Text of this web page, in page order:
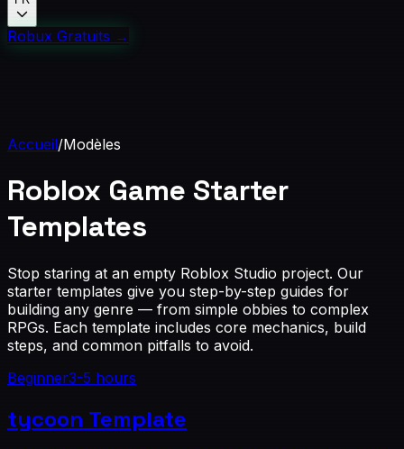
Robux Gratuits →
Accueil/Modèles
Roblox Game Starter
Templates
Stop staring at an empty Roblox Studio project. Our
starter templates give you step-by-step guides for
building any genre — from simple obbies to complex
RPGs. Each template includes core mechanics, build
steps, and common pitfalls to avoid.
Beginner3-5 hours
tycoon Template